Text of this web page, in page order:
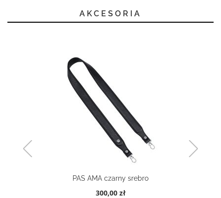
AKCESORIA
PAS AMA czarny srebro
300,00 zł